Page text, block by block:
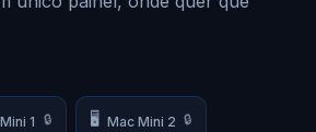
1 🔒 🖥️ Mac Mini 2 🔒